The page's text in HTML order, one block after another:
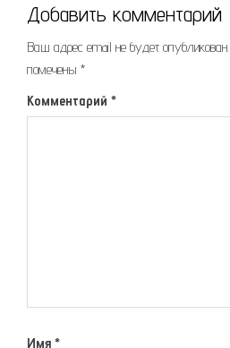
Добавить комментарий
Ваш адрес email не будет опубликован.
помечены *
Комментарий *
Имя *